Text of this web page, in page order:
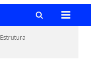
Estrutura